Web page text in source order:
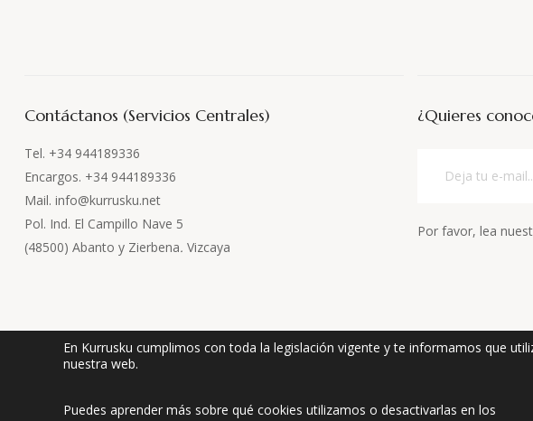
Contáctanos (Servicios Centrales)
Tel. +34 944189336
Encargos. +34 944189336
Mail. info@kurrusku.net
Pol. Ind. El Campillo Nave 5
(48500) Abanto y Zierbena. Vizcaya
¿Quieres
Por favor, lea
En Kurrusku cumplimos con toda la legislación vigente y te informamos que
nuestra web.
Puedes aprender más sobre qué cookies utilizamos o desactivarlas en los